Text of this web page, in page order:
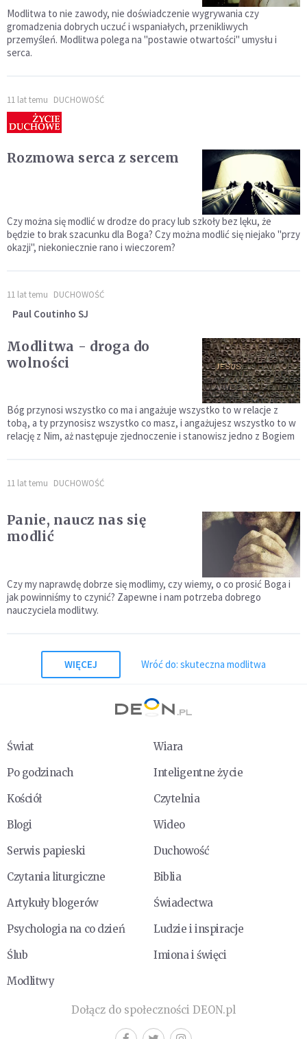
Modlitwa to nie zawody, nie doświadczenie wygrywania czy
gromadzenia dobrych uczuć i wspaniałych, przenikliwych
przemyśleń. Modlitwa polega na "postawie otwartości" umysłu i
serca.
11 lat temu DUCHOWOŚĆ
Rozmowa serca z sercem
Czy można się modlić w drodze do pracy lub szkoły bez lęku, że
będzie to brak szacunku dla Boga? Czy można modlić się niejako "przy
okazji", niekoniecznie rano i wieczorem?
11 lat temu DUCHOWOŚĆ
Paul Coutinho SJ
Modlitwa - droga do
wolności
Bóg przynosi wszystko co ma i angażuje wszystko to w relacje z
tobą, a ty przynosisz wszystko co masz, i angażujesz wszystko to w
relację z Nim, aż następuje zjednoczenie i stanowisz jedno z Bogiem
11 lat temu DUCHOWOŚĆ
Panie, naucz nas się
modlić
Czy my naprawdę dobrze się modlimy, czy wiemy, o co prosić Boga i
jak powinniśmy to czynić? Zapewne i nam potrzeba dobrego
nauczyciela modlitwy.
WIĘCEJ Wróć do: skuteczna modlitwa
Świat
Wiara
Po godzinach
Inteligentne życie
Kościół
Czytelnia
Blogi
Wideo
Serwis papieski
Duchowość
Czytania liturgiczne
Biblia
Artykuły blogerów
Świadectwa
Psychologia na co dzień
Ludzie i inspiracje
Ślub
Imiona i święci
Modlitwy
Dołącz do społeczności DEON.pl